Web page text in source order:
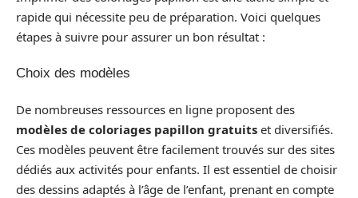
rapide qui nécessite peu de préparation. Voici quelques
étapes à suivre pour assurer un bon résultat :
Choix des modèles
De nombreuses ressources en ligne proposent des
modèles de coloriages papillon gratuits et diversifiés.
Ces modèles peuvent être facilement trouvés sur des sites
dédiés aux activités pour enfants. Il est essentiel de choisir
des dessins adaptés à l’âge de l’enfant, prenant en compte